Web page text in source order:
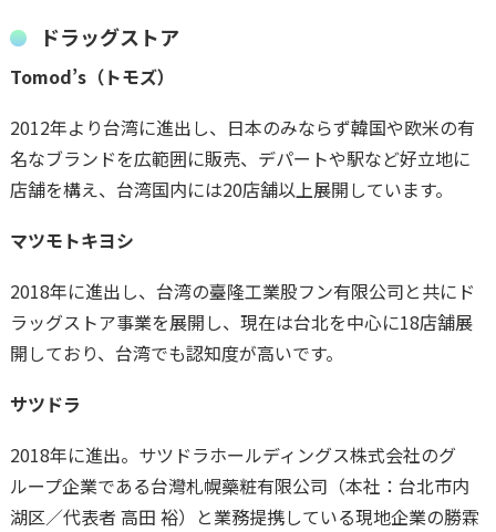
ドラッグストア
Tomod’s（トモズ）
2012年より台湾に進出し、日本のみならず韓国や欧米の有
名なブランドを広範囲に販売、デパートや駅など好立地に
店舗を構え、台湾国内には20店舗以上展開しています。
マツモトキヨシ
2018年に進出し、台湾の臺隆工業股フン有限公司と共にド
ラッグストア事業を展開し、現在は台北を中心に18店舗展
開しており、台湾でも認知度が高いです。
サツドラ
2018年に進出。サツドラホールディングス株式会社のグ
ループ企業である台灣札幌藥粧有限公司（本社：台北市内
湖区／代表者 高田 裕）と業務提携している現地企業の勝霖